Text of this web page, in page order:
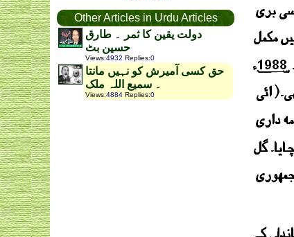
Other Articles in Urdu Articles
دولت یقین کا ثمر ۔ طارق
حسین بٹ
Views:4932 Replies:0
حق کسی آمیرش کو نہیں مانتا
۔ سمیع اللہ ملک
Views:4884 Replies:0